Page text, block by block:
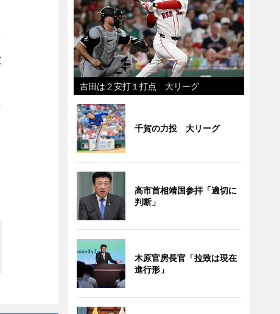
吉田は２安打１打点 大リーグ
千賀の力投 大リーグ
高市首相靖国参拝「適切に
判断」
木原官房長官「拉致は現在
進行形」